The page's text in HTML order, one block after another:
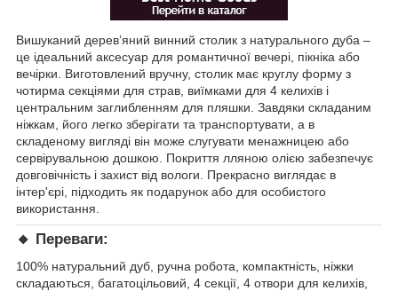
Вишуканий дерев’яний винний столик з натурального дуба –
це ідеальний аксесуар для романтичної вечері, пікніка або
вечірки. Виготовлений вручну, столик має круглу форму з
чотирма секціями для страв, виїмками для 4 келихів і
центральним заглибленням для пляшки. Завдяки складаним
ніжкам, його легко зберігати та транспортувати, а в
складеному вигляді він може слугувати менажницею або
сервірувальною дошкою. Покриття лляною олією забезпечує
довговічність і захист від вологи. Прекрасно виглядає в
інтер'єрі, підходить як подарунок або для особистого
використання.
🔸 Переваги:
100% натуральний дуб, ручна робота, компактність, ніжки
складаються, багатоцільовий, 4 секції, 4 отвори для келихів,